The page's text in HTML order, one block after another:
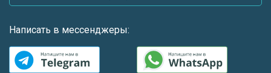
Написать в мессенджеры: